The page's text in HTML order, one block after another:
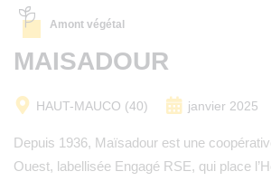
Amont végétal
MAISADOUR
HAUT-MAUCO (40) janvier 2025
Depuis 1936, Maïsadour est une
Ouest, labellisée Engagé RSE, qui place